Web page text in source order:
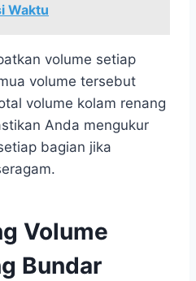
Waktu
volume setiap
volume tersebut
volume kolam renang
Anda mengukur
bagian jika
Volume
Bundar